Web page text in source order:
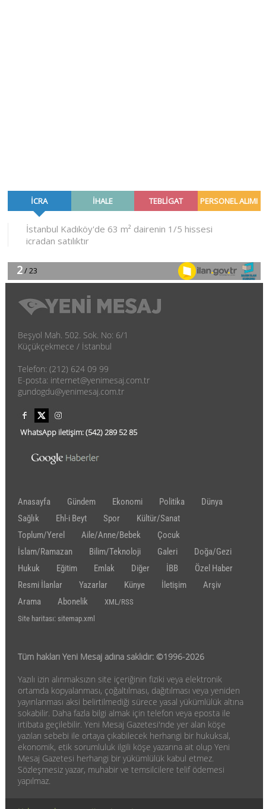
Beşyol Mah. 502. Sok. No: 6/1
Küçükçekmece / İstanbul
Telefon: (212) 624 09 99
E-posta: internet@yenimesaj.com.tr
gundogdu@yenimesaj.com.tr
WhatsApp iletişim:(542)289 52 85
Anasayfa Gündem Ekonomi Politika
Dünya
Sağlık
Ehl-i Beyt Spor
Kültür/Sanat
Toplum/Yerel
Aile/Anne/Bebek
Çocuk
İslam/Ramazan
Bilim/Teknoloji Galeri
Doğa/Gezi
Hukuk
Eğitim Emlak Diğer İBB
Özel Haber
Resmi İlanlar
Yazarlar Künye İletişim
Arşiv
Arama
Abonelik
XML/RSS
Site haritası: sitemap.xml
Tüm hakları Yeni Mesaj adına saklıdır: ©1996-2026
Yazılı izin alınmaksızın site içeriğinin fiziki veya elektronik
ortamda kopyalanması, çoğaltılması, dağıtılması veya yeniden
yayınlanması aksi belirtilmediği sürece yasal yükümlülük altına
sokabilir. Daha fazla bilgi almak için telefon veya eposta ile
irtibata geçilebilir. Yeni Mesaj Gazetesi'nde yer alan köşe
yazıları sebebi ile ortaya çıkabilecek herhangi bir hukuksal,
ekonomik, etik sorumluluk ilgili köşe yazarına ait olup Yeni
Mesaj Gazetesi herhangi bir yükümlülük kabul etmez.
Sözleşmesiz yazar, muhabir ve temsilcilere telif ödemesi
yapılmaz.